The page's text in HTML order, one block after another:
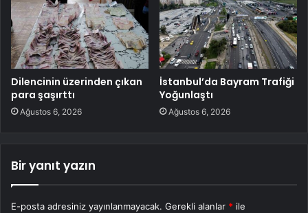
Dilencinin üzerinden çıkan
para şaşırttı
Ağustos 6, 2026
İstanbul’da Bayram Trafiği
Yoğunlaştı
Ağustos 6, 2026
Bir yanıt yazın
E-posta adresiniz yayınlanmayacak. Gerekli alanlar * ile